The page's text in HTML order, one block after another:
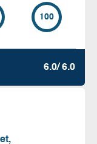
100
6.0/ 6.0